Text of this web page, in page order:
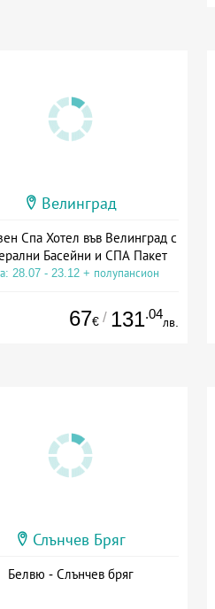
Велинград
Спа Хотел във Велинград с
Басейни и СПА Пакет
28.07 - 23.12 + полупансион
67€ / 131.04
лв.
Слънчев Бряг
Белвю - Слънчев бряг